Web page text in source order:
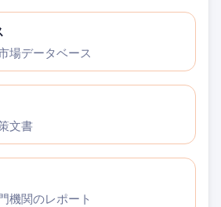
場データベース
文書
機関のレポート